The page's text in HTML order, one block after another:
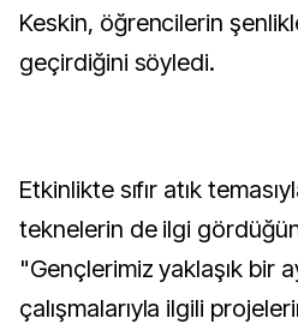
Keskin, öğrencilerin
geçirdiğini söyledi.
Etkinlikte sıfır atık
teknelerin de ilgi
"Gençlerimiz yaklaşık bir
çalışmalarıyla ilgili